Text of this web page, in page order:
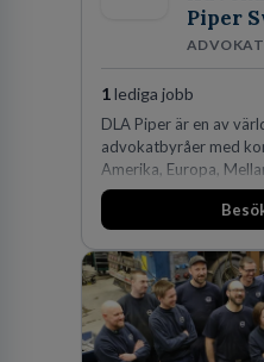
Piper
1lediga jobb
DLA Piper är en av
advokatbyråer med
Amerika, Europa,
och Oceanien. Vi är
affärsjuridikens alla
fler än 450 jurister på
Köpenhamn, Århus,
på DLA Piper erbjuda
effektiv och
expertis. På vårt